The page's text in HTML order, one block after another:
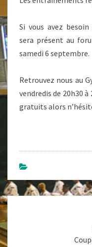
Si vous avez
sera présent au
samedi 6 septembre.
Retrouvez nous au
vendredis de 20h30 à
gratuits alors
Navigation
d'article